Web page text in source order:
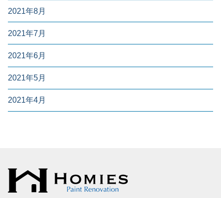
2021年8月
2021年7月
2021年6月
2021年5月
2021年4月